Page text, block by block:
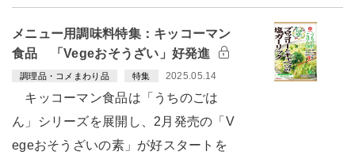
メニュー用調味料特集：キッコーマン
食品 「Vegeおそうざい」好発進
調理品・コメまわり品 特集 2025.05.14
キッコーマン食品は「うちのごは
ん」シリーズを展開し、2月発売の「V
egeおそうざいの素」が好スタートを